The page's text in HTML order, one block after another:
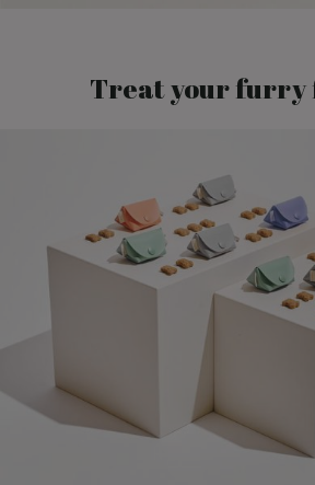
Treat your furry